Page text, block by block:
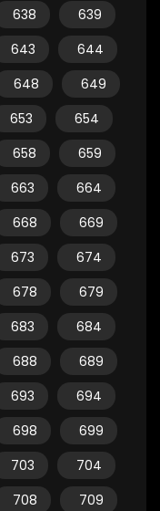
638
639
643
644
648
649
653
654
658
659
663
664
668
669
673
674
678
679
683
684
688
689
693
694
698
699
703
704
708
709